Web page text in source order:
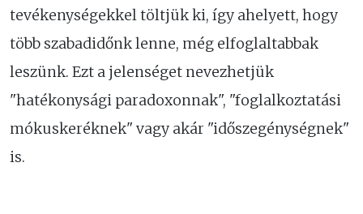
tevékenységekkel töltjük ki, így ahelyett, hogy
több szabadidőnk lenne, még elfoglaltabbak
leszünk. Ezt a jelenséget nevezhetjük
"hatékonysági paradoxonnak", "foglalkoztatási
mókuskeréknek" vagy akár "időszegénységnek"
is.